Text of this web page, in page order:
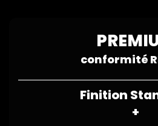
conformité
Finition
+